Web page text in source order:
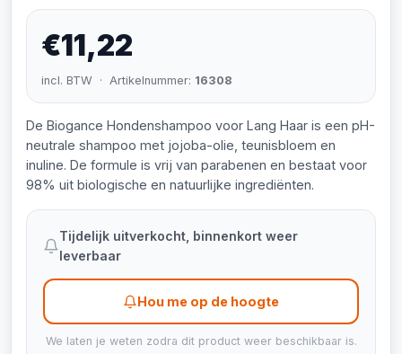
€11,22
incl. BTW · Artikelnummer: 16308
De Biogance Hondenshampoo voor Lang Haar is een pH-
neutrale shampoo met jojoba-olie, teunisbloem en
inuline. De formule is vrij van parabenen en bestaat voor
98% uit biologische en natuurlijke ingrediënten.
Tijdelijk uitverkocht, binnenkort weer
leverbaar
Hou me op de hoogte
We laten je weten zodra dit product weer beschikbaar is.